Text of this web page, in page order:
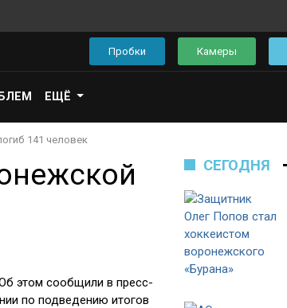
Пробки Камеры
ЕЩЁ
141 человек
этом сообщили в пресс-
по подведению итогов
СЕГОДНЯ